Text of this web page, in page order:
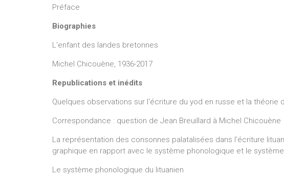
Préface
Biographies
L'enfant des landes bretonnes
Michel Chicouène, 1936-2017
Republications et inédits
Quelques observations sur l'écriture du yod en russe et la théorie
Correspondance : question de Jean Breuillard à Michel Chicouène
La représentation des consonnes palatalisées dans l’écriture
graphique en rapport avec le système phonologique et le
Le système phonologique du lituanien